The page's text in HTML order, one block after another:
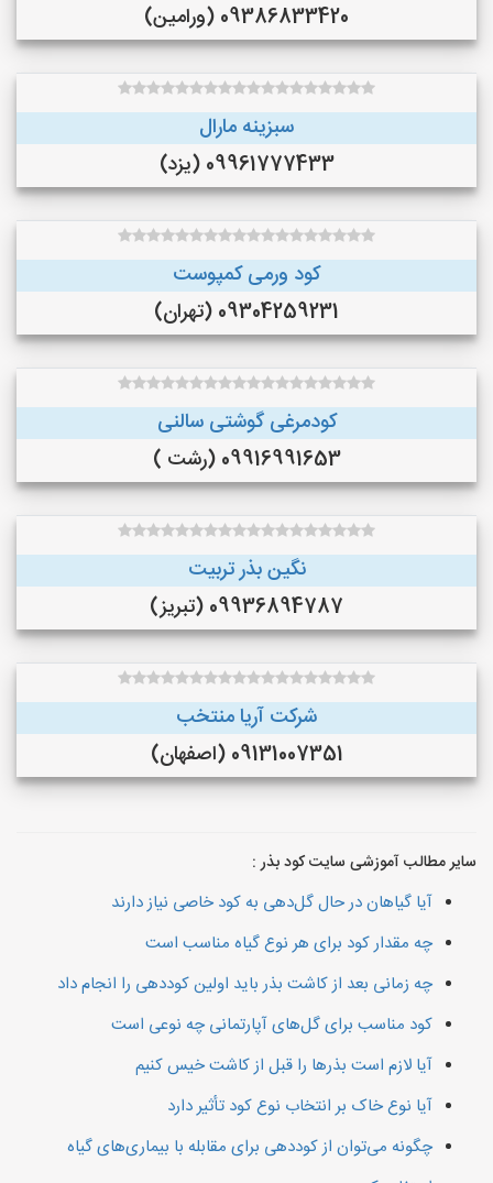
09386833420 (ورامین)
سبزینه مارال
09961777433 (یزد)
کود ورمی کمپوست
09304259231 (تهران)
کودمرغی گوشتی سالنی
09916991653 (رشت )
نگین بذر تربیت
09936894787 (تبریز)
شرکت آریا منتخب
09131007351 (اصفهان)
سایر مطالب آموزشی سایت کود بذر :
آیا گیاهان در حال گل‌دهی به کود خاصی نیاز دارند
چه مقدار کود برای هر نوع گیاه مناسب است
چه زمانی بعد از کاشت بذر باید اولین کوددهی را انجام داد
کود مناسب برای گل‌های آپارتمانی چه نوعی است
آیا لازم است بذرها را قبل از کاشت خیس کنیم
آیا نوع خاک بر انتخاب نوع کود تأثیر دارد
چگونه می‌توان از کوددهی برای مقابله با بیماری‌های گیاه